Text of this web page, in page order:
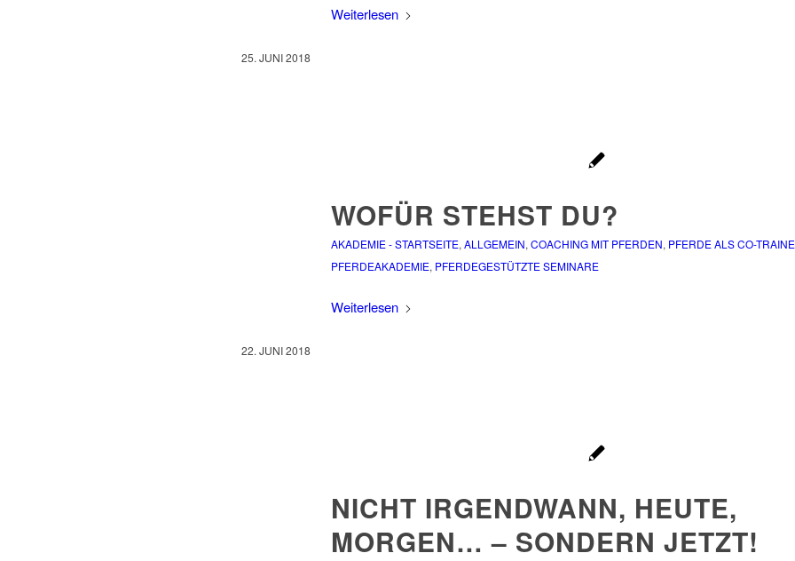
Weiterlesen
25. JUNI 2018
WOFÜR STEHST DU?
AKADEMIE - STARTSEITE, ALLGEMEIN, COACHING MIT PFERDEN, PFERDE ALS CO-
PFERDEAKADEMIE, PFERDEGESTÜTZTE SEMINARE
Weiterlesen
22. JUNI 2018
NICHT IRGENDWANN, HEUTE,
MORGEN… – SONDERN JETZT!